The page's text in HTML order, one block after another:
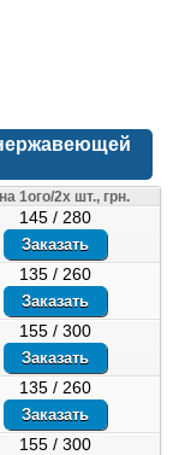
1ого/2х шт., грн.
145 / 280
135 / 260
155 / 300
135 / 260
155 / 300